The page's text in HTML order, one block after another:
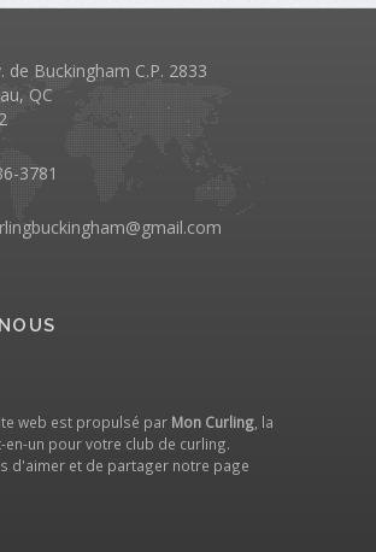
de Buckingham C.P. 2833
QC
3781
web est propulsé par Mon Curling , la
un pour votre club de curling.
d'aimer et de partager notre page